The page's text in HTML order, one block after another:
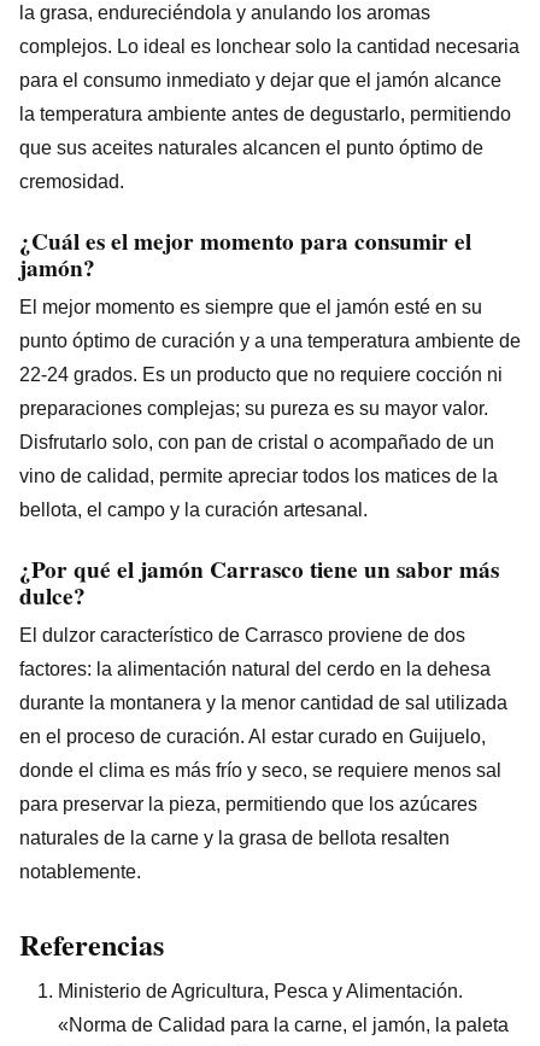
la grasa, endureciéndola y anulando los aromas
complejos. Lo ideal es lonchear solo la cantidad necesaria
para el consumo inmediato y dejar que el jamón alcance
la temperatura ambiente antes de degustarlo, permitiendo
que sus aceites naturales alcancen el punto óptimo de
cremosidad.
¿Cuál es el mejor momento para consumir el
jamón?
El mejor momento es siempre que el jamón esté en su
punto óptimo de curación y a una temperatura ambiente de
22-24 grados. Es un producto que no requiere cocción ni
preparaciones complejas; su pureza es su mayor valor.
Disfrutarlo solo, con pan de cristal o acompañado de un
vino de calidad, permite apreciar todos los matices de la
bellota, el campo y la curación artesanal.
¿Por qué el jamón Carrasco tiene un sabor más
dulce?
El dulzor característico de Carrasco proviene de dos
factores: la alimentación natural del cerdo en la dehesa
durante la montanera y la menor cantidad de sal utilizada
en el proceso de curación. Al estar curado en Guijuelo,
donde el clima es más frío y seco, se requiere menos sal
para preservar la pieza, permitiendo que los azúcares
naturales de la carne y la grasa de bellota resalten
notablemente.
Referencias
Ministerio de Agricultura, Pesca y Alimentación.
«Norma de Calidad para la carne, el jamón, la paleta